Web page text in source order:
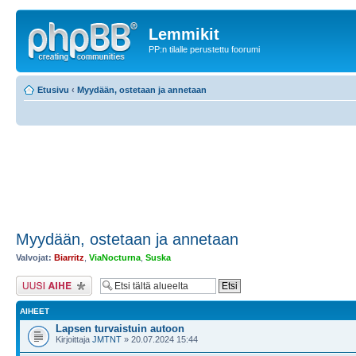
Lemmikit
PP:n tilalle perustettu foorumi
Etusivu ‹ Myydään, ostetaan ja annetaan
Myydään, ostetaan ja annetaan
Valvojat: Biarritz ViaNocturna Suska
Lähetä uusi viesti
AIHEET
Lapsen turvaistuin autoon
Kirjoittaja JMTNT » 20.07.2024 15:44